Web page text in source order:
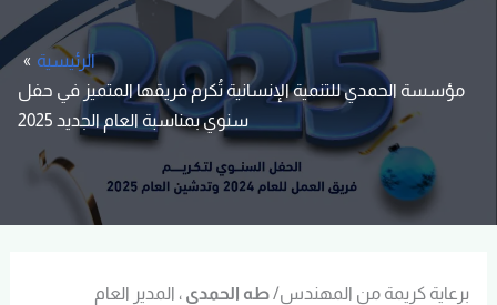
الرئيسية
مؤسسة الحمدي للتنمية الإنسانية تُكرم فريقها المتميز في حفل
سنوي بمناسبة العام الجديد 2025
برعاية كريمة من المهندس/طه الحمدي ، المدير العام